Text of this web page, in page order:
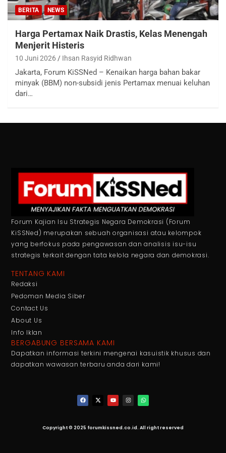
BERITA NEWS
Harga Pertamax Naik Drastis, Kelas Menengah
Menjerit Histeris
10 Juni 2026 Ihsan Rasyid Ridhwan
Jakarta, Forum KiSSNed – Kenaikan harga bahan bakar
minyak (BBM) non-subsidi jenis Pertamax menuai keluhan
dari…
Forum Kajian Isu Strategis Negara Demokrasi (Forum
KiSSNed) merupakan sebuah organisasi atau kelompok
yang berfokus pada pengawasan dan analisis isu-isu
strategis terkait dengan tata kelola negara dan demokrasi.
TENTANG KAMI
Redaksi
Pedoman Media Siber
Contact Us
About Us
Info Iklan
BERGABUNG BERSAMA KAMI
Dapatkan informasi terkini mengenai kasuistik khusus dan
dapatkan wawasan terbaru anda dari kami!
Copyright © 2025 forumkissned.co.id. All right reserved